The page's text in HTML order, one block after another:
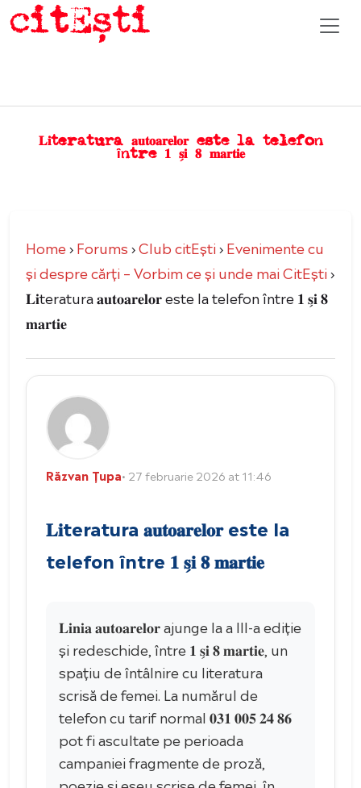
𝐋𝐢teratura 𝐚𝐮𝐭𝐨𝐚𝐫𝐞𝐥𝐨𝐫 este la telefon
între 𝟏 𝐬̗𝐢 𝟖 𝐦𝐚𝐫𝐭𝐢𝐞
Home›Forums›Club citEști›Evenimente cu
şi despre cărți – Vorbim ce şi unde mai CitEşti›
𝐋𝐢teratura 𝐚𝐮𝐭𝐨𝐚𝐫𝐞𝐥𝐨𝐫 este la telefon între 𝟏 𝐬̗𝐢 𝟖
𝐦𝐚𝐫𝐭𝐢𝐞
Răzvan Țupa• 27 februarie 2026 at 11:46
𝐋𝐢teratura 𝐚𝐮𝐭𝐨𝐚𝐫𝐞𝐥𝐨𝐫 este la
telefon între 𝟏 𝐬̗𝐢 𝟖 𝐦𝐚𝐫𝐭𝐢𝐞
𝐋𝐢𝐧𝐢𝐚 𝐚𝐮𝐭𝐨𝐚𝐫𝐞𝐥𝐨𝐫 ajunge la a III-a ediție
și redeschide, între 𝟏 𝐬̗𝐢 𝟖 𝐦𝐚𝐫𝐭𝐢𝐞, un
spațiu de întâlnire cu literatura
scrisă de femei. La numărul de
telefon cu tarif normal 𝟎𝟑𝟏 𝟎𝟎𝟓 𝟐𝟒 𝟖𝟔
pot fi ascultate pe perioada
campaniei fragmente de proză,
poezie și eseu scrise de femei, în